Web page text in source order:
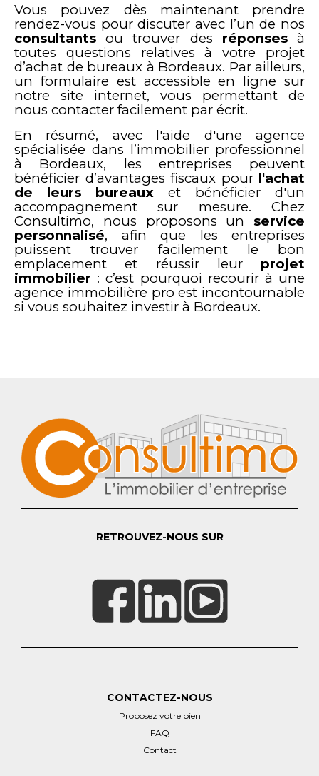
Vous pouvez dès maintenant prendre
rendez-vous pour discuter avec l’un de nos
consultants ou trouver des réponsesà
toutes questions relatives à votre projet
d’achat de bureaux à Bordeaux. Par ailleurs,
un formulaire est accessible en ligne sur
notre site internet, vous permettant de
nous contacter facilement par écrit.
En résumé, avec l'aide d'une agence
spécialisée dans l’immobilier professionnel
à Bordeaux, les entreprises peuvent
bénéficier d’avantages fiscaux pour l'achat
de leurs bureaux et bénéficier d'un
accompagnement sur mesure. Chez
Consultimo, nous proposons un service
personnalisé, afin que les entreprises
puissent trouver facilement le bon
emplacement et réussir leur projet
immobilier : c’est pourquoi recourir à une
agence immobilière pro est incontournable
si vous souhaitez investir à Bordeaux.
RETROUVEZ-NOUS SUR
CONTACTEZ-NOUS
Proposez votre bien
FAQ
Contact